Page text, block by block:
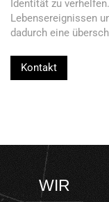
Identität zu
Lebensereignissen
dadurch eine
Kontakt
WIR